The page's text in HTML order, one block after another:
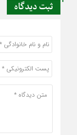
ثبت دیدگاه